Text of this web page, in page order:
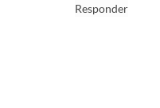
Responder